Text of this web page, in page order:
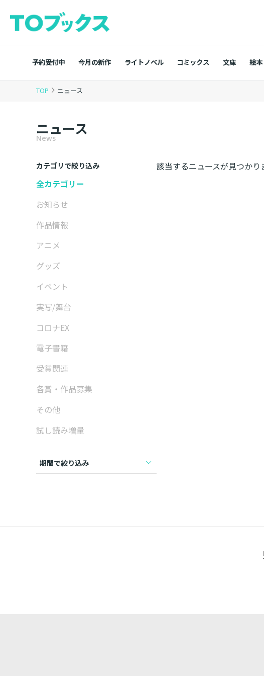
予約受付中 今月の新作 ライトノベル コミックス 文庫 絵本
TOP ニュース
ニュース
News
カテゴリで絞り込み
全カテゴリー
お知らせ
作品情報
アニメ
グッズ
イベント
実写/舞台
コロナEX
電子書籍
受賞関連
各賞・作品募集
その他
試し読み増量
期間で絞り込み
該当するニュースが見つかり